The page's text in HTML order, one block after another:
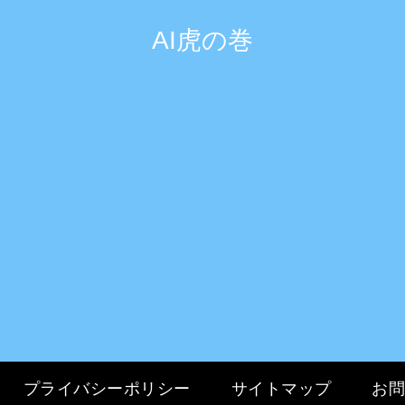
AI虎の巻
プライバシーポリシー サイトマップ お